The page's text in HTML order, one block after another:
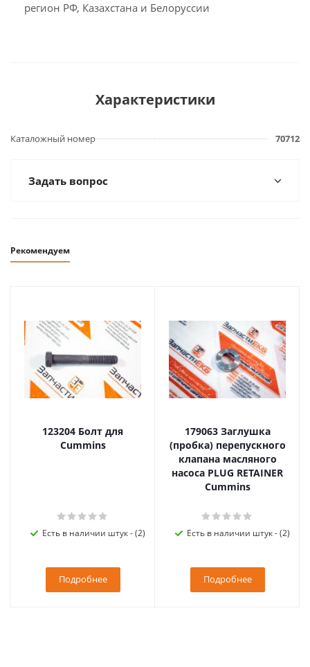
регион РФ, Казахстана и Белоруссии
Характеристики
Каталожный номер 70712
Задать вопрос
Рекомендуем
123204 Болт для
Cummins
Есть в наличии штук - (2)
Подробнее
179063 Заглушка
(пробка) перепускного
клапана масляного
насоса PLUG RETAINER
Cummins
Есть в наличии штук - (2)
Подробнее